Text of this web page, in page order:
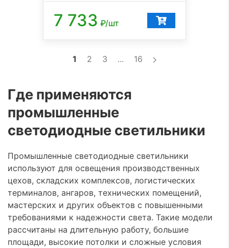
7 733 ₽/шт
1 2 3 ... 16
Где применяются
промышленные
светодиодные светильники
Промышленные светодиодные светильники
используют для освещения производственных
цехов, складских комплексов, логистических
терминалов, ангаров, технических помещений,
мастерских и других объектов с повышенными
требованиями к надежности света. Такие модели
рассчитаны на длительную работу, большие
площади, высокие потолки и сложные условия